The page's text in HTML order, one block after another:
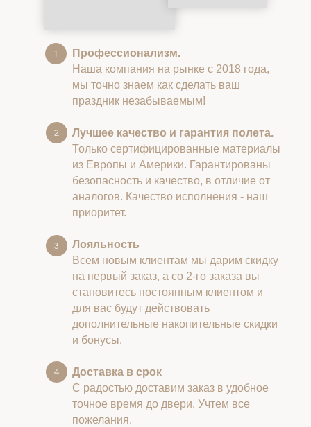
Профессионализм.
Наша компания на рынке с 2018 года,
мы точно знаем как сделать ваш
праздник незабываемым!
Лучшее качество и гарантия полета.
Только сертифицированные материалы
из Европы и Америки. Гарантированы
безопасность и качество, в отличие от
аналогов. Качество исполнения - наш
приоритет.
Лояльность
Всем новым клиентам мы дарим скидку
на первый заказ, а со 2-го заказа вы
становитесь постоянным клиентом и
для вас будут действовать
дополнительные накопительные скидки
и бонусы.
Доставка в срок
С радостью доставим заказ в удобное
точное время до двери. Учтем все
пожелания.